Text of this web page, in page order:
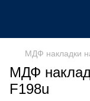
МДФ накладки
МДФ
F198u